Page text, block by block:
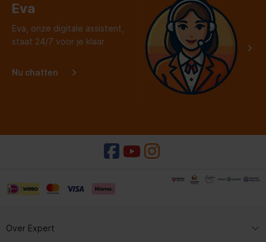
Eva
Eva, onze digitale assistent,
staat 24/7 voor je klaar
Nu chatten
Over Expert